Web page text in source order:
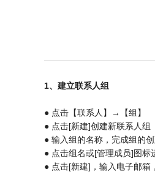
1、建立联系人组
● 点击【联系人】→【组】
● 点击[新建]创建新联系人组
● 输入组的名称，完成组的
● 点击组名或[管理成员]图标
● 点击[新建]，输入电子邮箱